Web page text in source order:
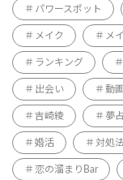
パワースポット
メイク メ
ランキング
出会い 動
吉崎綾 夢
婚活 対処
恋の溜まりBar